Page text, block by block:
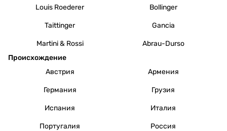
Louis Roederer Bollinger
Taittinger Gancia
Martini & Rossi
Abrau-Durso
Происхождение
Австрия
Армения
Германия Грузия
Испания Италия
Португалия Россия